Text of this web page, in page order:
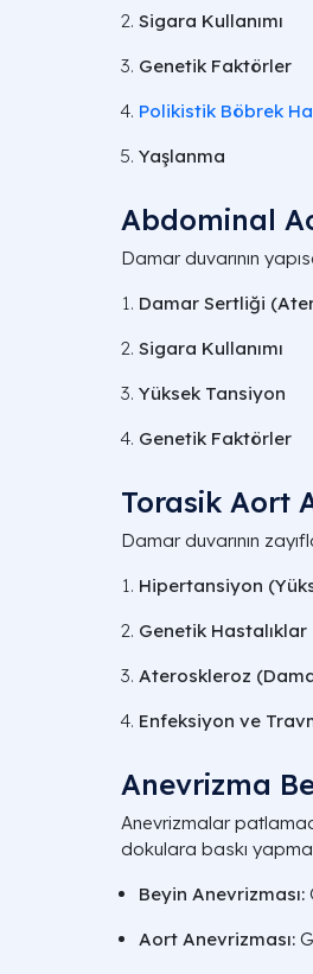
Sigara Kullanımı
Genetik Faktörler
Polikistik Böbrek
Yaşlanma
Abdominal
Damar duvarının
Damar Sertliği
Sigara Kullanımı
Yüksek Tansiyon
Genetik Faktörler
Torasik Aort
Damar duvarının
Hipertansiyon
Genetik Hastalıklar
Ateroskleroz
Enfeksiyon ve
Anevrizma
Anevrizmalar
dokulara baskı
Beyin Anevrizması:
Aort Anevrizması: